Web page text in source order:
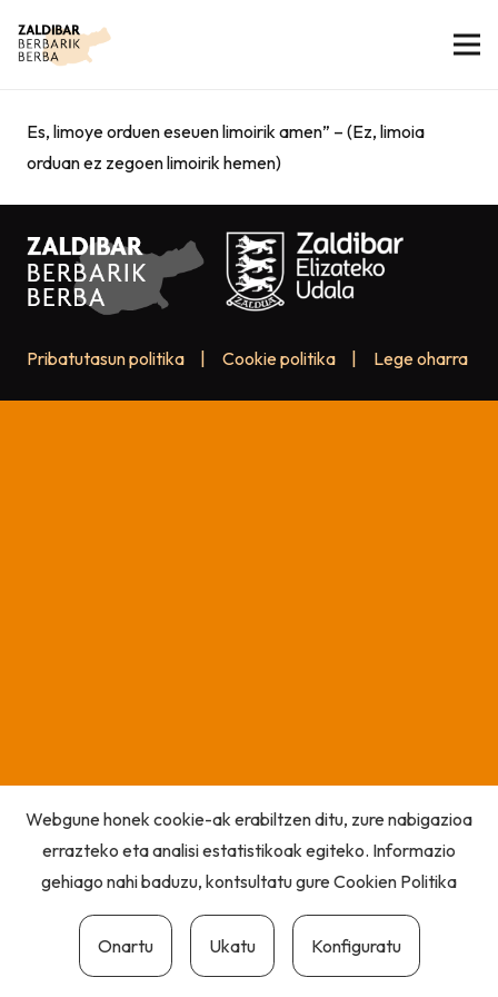
Es, limoye orduen eseuen limoirik amen” – (Ez, limoia
orduan ez zegoen limoirik hemen)
Pribatutasun politika Cookie politika Lege oharra
Webgune honek cookie-ak erabiltzen ditu, zure nabigazioa
errazteko eta analisi estatistikoak egiteko. Informazio
gehiago nahi baduzu, kontsultatu gureCookien Politika
Onartu Ukatu Konfiguratu